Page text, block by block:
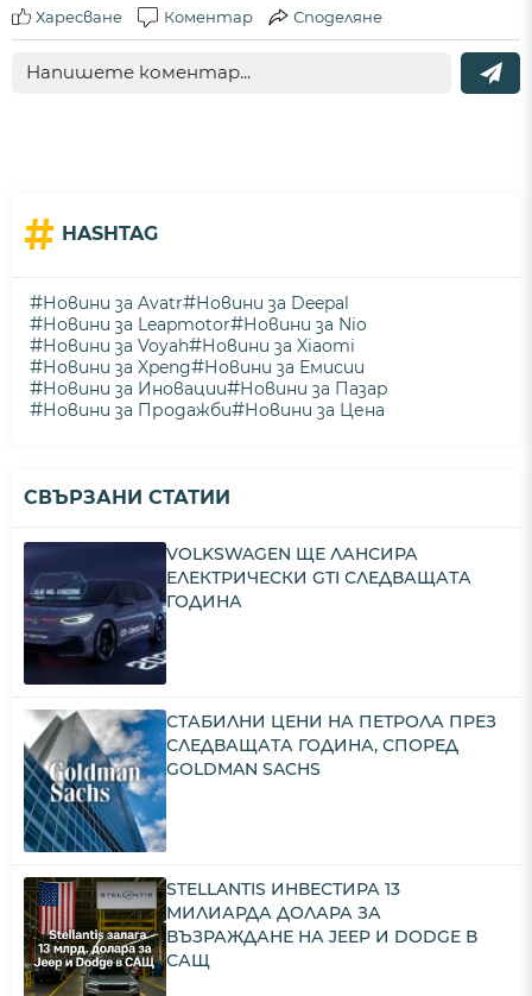
Харесване Коментар Споделяне
# HASHTAG
#Новини за Avatr#Новини за Deepal
#Новини за Leapmotor#Новини за Nio
#Новини за Voyah#Новини за Xiaomi
#Новини за Xpeng#Новини за Емисии
#Новини за Иновации#Новини за Пазар
#Новини за Продажби#Новини за Цена
СВЪРЗАНИ СТАТИИ
VOLKSWAGEN ЩЕ ЛАНСИРА
ЕЛЕКТРИЧЕСКИ GTI СЛЕДВАЩАТА
ГОДИНА
СТАБИЛНИ ЦЕНИ НА ПЕТРОЛА ПРЕЗ
СЛЕДВАЩАТА ГОДИНА, СПОРЕД
GOLDMAN SACHS
STELLANTIS ИНВЕСТИРА 13
МИЛИАРДА ДОЛАРА ЗА
ВЪЗРАЖДАНЕ НА JEEP И DODGE В
САЩ